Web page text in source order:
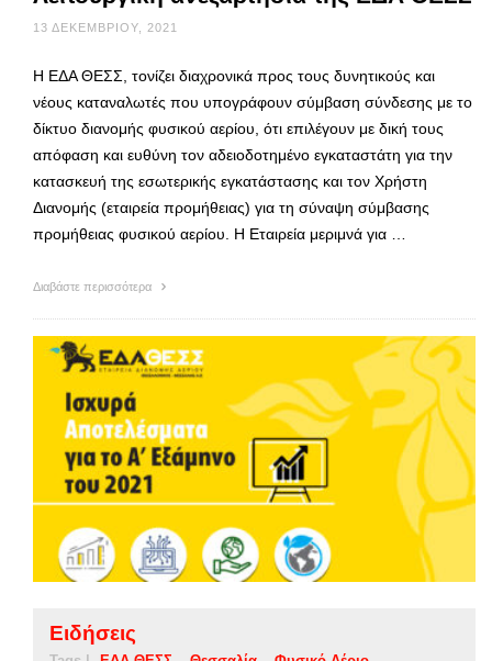
13 ΔΕΚΕΜΒΡΊΟΥ, 2021
Η ΕΔΑ ΘΕΣΣ, τονίζει διαχρονικά προς τους δυνητικούς και
νέους καταναλωτές που υπογράφουν σύμβαση σύνδεσης με το
δίκτυο διανομής φυσικού αερίου, ότι επιλέγουν με δική τους
απόφαση και ευθύνη τον αδειοδοτημένο εγκαταστάτη για την
κατασκευή της εσωτερικής εγκατάστασης και τον Χρήστη
Διανομής (εταιρεία προμήθειας) για τη σύναψη σύμβασης
προμήθειας φυσικού αερίου. Η Εταιρεία μεριμνά για …
Διαβάστε περισσότερα
Ειδήσεις